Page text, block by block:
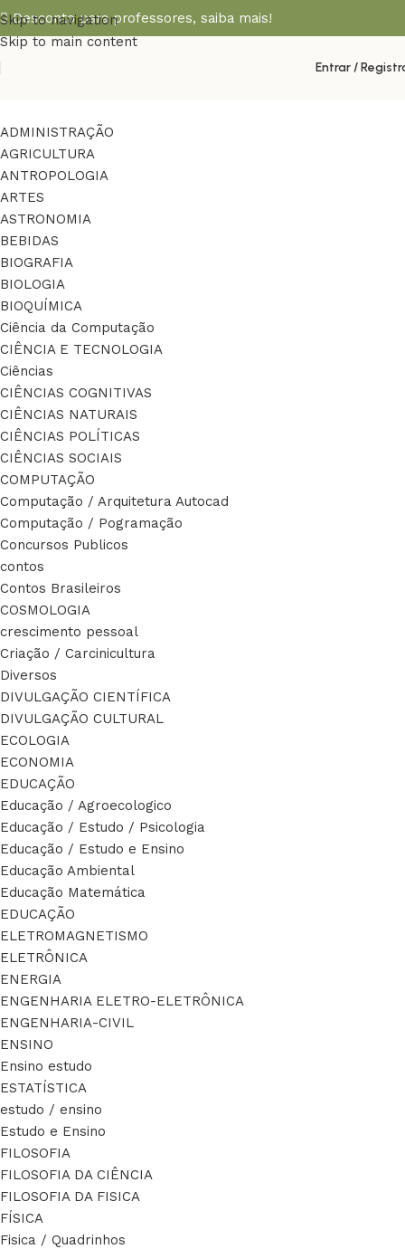
Skip to navigation
Skip to main content
Desconto para professores, saiba mais!
Entrar /
ADMINISTRAÇÃO
AGRICULTURA
ANTROPOLOGIA
ARTES
ASTRONOMIA
BEBIDAS
BIOGRAFIA
BIOLOGIA
BIOQUÍMICA
Ciência da Computação
CIÊNCIA E TECNOLOGIA
Ciências
CIÊNCIAS COGNITIVAS
CIÊNCIAS NATURAIS
CIÊNCIAS POLÍTICAS
CIÊNCIAS SOCIAIS
COMPUTAÇÃO
Computação / Arquitetura Autocad
Computação / Pogramação
Concursos Publicos
contos
Contos Brasileiros
COSMOLOGIA
crescimento pessoal
Criação / Carcinicultura
Diversos
DIVULGAÇÃO CIENTÍFICA
DIVULGAÇÃO CULTURAL
ECOLOGIA
ECONOMIA
EDUCAÇÃO
Educação / Agroecologico
Educação / Estudo / Psicologia
Educação / Estudo e Ensino
Educação Ambiental
Educação Matemática
EDUCAÇÃO
ELETROMAGNETISMO
ELETRÔNICA
ENERGIA
ENGENHARIA ELETRO-ELETRÔNICA
ENGENHARIA-CIVIL
ENSINO
Ensino estudo
ESTATÍSTICA
estudo / ensino
Estudo e Ensino
FILOSOFIA
FILOSOFIA DA CIÊNCIA
FILOSOFIA DA FISICA
FÍSICA
Fisica / Quadrinhos